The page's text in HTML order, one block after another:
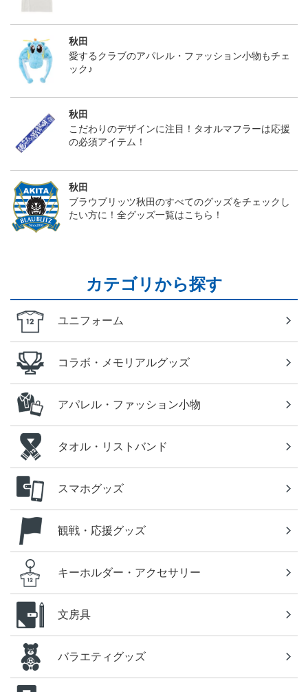
秋田
愛するクラブのアパレル・ファッション小物もチェ
ック♪
秋田
こだわりのデザインに注目！タオルマフラーは応援
の必須アイテム！
秋田
ブラウブリッツ秋田のすべてのグッズをチェックし
たい方に！全グッズ一覧はこちら！
カテゴリから探す
ユニフォーム
コラボ・メモリアルグッズ
アパレル・ファッション小物
タオル・リストバンド
スマホグッズ
観戦・応援グッズ
キーホルダー・アクセサリー
文房具
バラエティグッズ